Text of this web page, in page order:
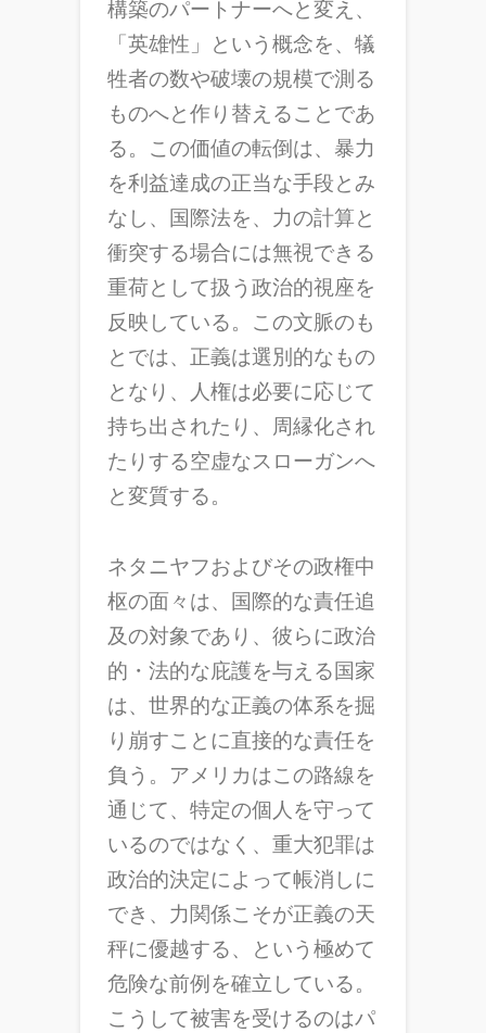
構築のパートナーへと変え、
「英雄性」という概念を、犠
牲者の数や破壊の規模で測る
ものへと作り替えることであ
る。この価値の転倒は、暴力
を利益達成の正当な手段とみ
なし、国際法を、力の計算と
衝突する場合には無視できる
重荷として扱う政治的視座を
反映している。この文脈のも
とでは、正義は選別的なもの
となり、人権は必要に応じて
持ち出されたり、周縁化され
たりする空虚なスローガンへ
と変質する。
ネタニヤフおよびその政権中
枢の面々は、国際的な責任追
及の対象であり、彼らに政治
的・法的な庇護を与える国家
は、世界的な正義の体系を掘
り崩すことに直接的な責任を
負う。アメリカはこの路線を
通じて、特定の個人を守って
いるのではなく、重大犯罪は
政治的決定によって帳消しに
でき、力関係こそが正義の天
秤に優越する、という極めて
危険な前例を確立している。
こうして被害を受けるのはパ